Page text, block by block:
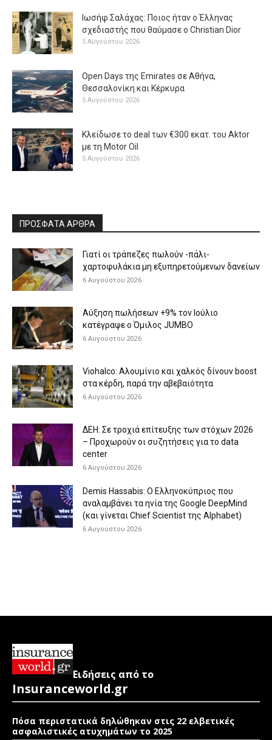
Ιωσήφ Σαλάχας: Ποιος ήταν ο Έλληνας
σχεδιαστής που θαύμασε ο Christian Dior
5 Αυγούστου 2026
Open Days της Emirates σε Αθήνα,
Θεσσαλονίκη και Κέρκυρα
5 Αυγούστου 2026
Κλείδωσε το deal των €300 εκατ. του Aktor
με τη Μotor Oil
5 Αυγούστου 2026
ΠΡΟΣΦΑΤΑ ΑΡΘΡΑ
Γιατί οι τράπεζες πωλούν -πάλι-
χαρτοφυλάκια μη εξυπηρετούμενων δανείων
6 Αυγούστου 2026
Aύξηση πωλήσεων +9% τον Ιούλιο
κατέγραψε ο Όμιλος JUMBO
6 Αυγούστου 2026
Viohalco: Aλουμίνιο και χαλκός δίνουν boost
στα κέρδη, παρά την αβεβαιότητα
6 Αυγούστου 2026
ΔΕΗ: Σε τροχιά επίτευξης των στόχων 2026
– Προχωρούν οι συζητήσεις για το data
center
6 Αυγούστου 2026
Demis Hassabis: Ο Ελληνοκύπριος που
αναλαμβάνει τα ηνία της Google DeepMind
(και γίνεται Chief Scientist της Alphabet)
6 Αυγούστου 2026
Ειδήσεις από το
Insuranceworld.gr
Πόσα περιστατικά δηλώθηκαν στις 22 ελβετικές
ασφαλιστικές ατυχημάτων το 2025